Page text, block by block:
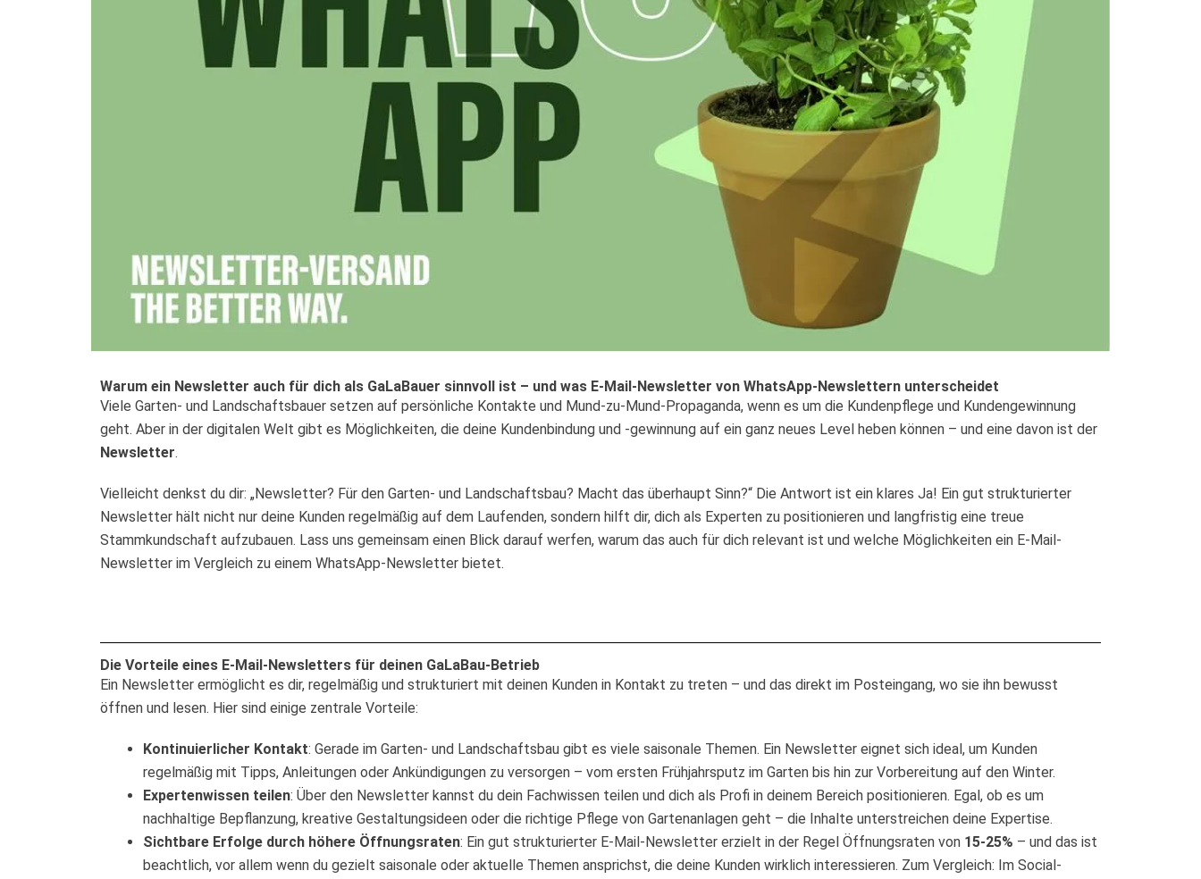
Warum ein Newsletter auch für dich als GaLaBauer sinnvoll ist – und was E-Mail-Newsletter von WhatsApp-Newslettern unterscheidet
Viele Garten- und Landschaftsbauer setzen auf persönliche Kontakte und Mund-zu-Mund-Propaganda, wenn es um die Kundenpflege und Kundengewinnung
geht. Aber in der digitalen Welt gibt es Möglichkeiten, die deine Kundenbindung und -gewinnung auf ein ganz neues Level heben können – und eine davon ist der
Newsletter.
Vielleicht denkst du dir: „Newsletter? Für den Garten- und Landschaftsbau? Macht das überhaupt Sinn?“ Die Antwort ist ein klares Ja! Ein gut strukturierter
Newsletter hält nicht nur deine Kunden regelmäßig auf dem Laufenden, sondern hilft dir, dich als Experten zu positionieren und langfristig eine treue
Stammkundschaft aufzubauen. Lass uns gemeinsam einen Blick darauf werfen, warum das auch für dich relevant ist und welche Möglichkeiten ein E-Mail-
Newsletter im Vergleich zu einem WhatsApp-Newsletter bietet.
Die Vorteile eines E-Mail-Newsletters für deinen GaLaBau-Betrieb
Ein Newsletter ermöglicht es dir, regelmäßig und strukturiert mit deinen Kunden in Kontakt zu treten – und das direkt im Posteingang, wo sie ihn bewusst
öffnen und lesen. Hier sind einige zentrale Vorteile:
Kontinuierlicher Kontakt: Gerade im Garten- und Landschaftsbau gibt es viele saisonale Themen. Ein Newsletter eignet sich ideal, um Kunden
regelmäßig mit Tipps, Anleitungen oder Ankündigungen zu versorgen – vom ersten Frühjahrsputz im Garten bis hin zur Vorbereitung auf den Winter.
Expertenwissen teilen: Über den Newsletter kannst du dein Fachwissen teilen und dich als Profi in deinem Bereich positionieren. Egal, ob es um
nachhaltige Bepflanzung, kreative Gestaltungsideen oder die richtige Pflege von Gartenanlagen geht – die Inhalte unterstreichen deine Expertise.
Sichtbare Erfolge durch höhere Öffnungsraten: Ein gut strukturierter E-Mail-Newsletter erzielt in der Regel Öffnungsraten von 15-25% – und das ist
beachtlich, vor allem wenn du gezielt saisonale oder aktuelle Themen ansprichst, die deine Kunden wirklich interessieren. Zum Vergleich: Im Social-